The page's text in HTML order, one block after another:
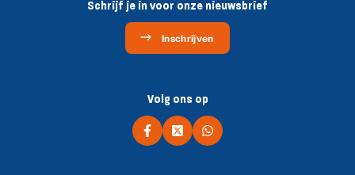
Schrijf je in voor onze nieuwsbrief
Inschrijven
Volg ons op